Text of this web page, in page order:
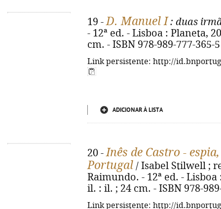
19 -D. Manuel I : duas
- 12ª ed. - Lisboa : Planeta,
cm. - ISBN 978-989-777-365-5
Link persistente: http://
ADICIONAR À LISTA
20 -Inês de Castro -
Portugal / Isabel Stilwell ;
Raimundo. - 12ª ed. -
il. : il. ; 24 cm. - ISBN 978-
Link persistente: http://